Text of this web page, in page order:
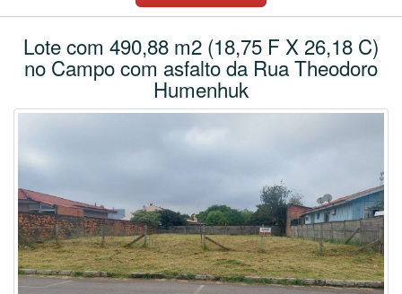
Lote com 490,88 m2 (18,75 F X 26,18 C)
no Campo com asfalto da Rua Theodoro
Humenhuk